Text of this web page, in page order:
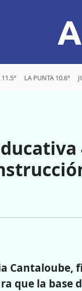
LA PUNTA 10.6°
Cantaloube,
que la base